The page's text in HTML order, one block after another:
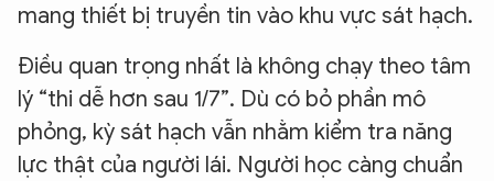
mang thiết bị truyền tin vào khu vực sát hạch.
Điều quan trọng nhất là không chạy theo tâm
lý “thi dễ hơn sau 1/7”. Dù có bỏ phần mô
phỏng, kỳ sát hạch vẫn nhằm kiểm tra năng
lực thật của người lái. Người học càng chuẩn